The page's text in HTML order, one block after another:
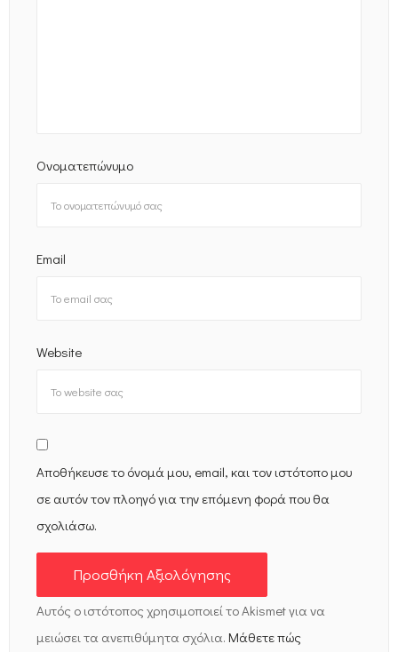
Ονοματεπώνυμο
Email
Website
Αποθήκευσε το όνομά μου, email, και τον ιστότοπο μου
σε αυτόν τον πλοηγό για την επόμενη φορά που θα
σχολιάσω.
Αυτός ο ιστότοπος χρησιμοποιεί το Akismet για να
μειώσει τα ανεπιθύμητα σχόλια. Μάθετε πώς